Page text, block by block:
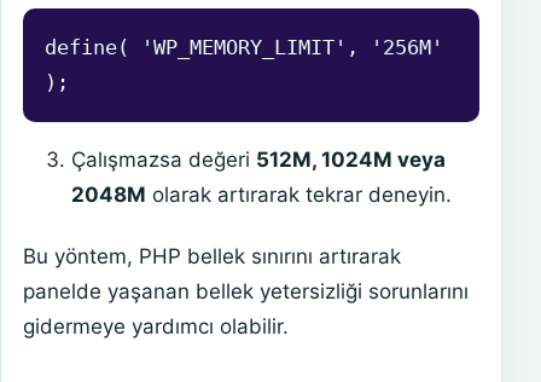
define( 'WP_MEMORY_LIMIT', '256M'
);
Çalışmazsa değeri 512M, 1024M veya
2048M olarak artırarak tekrar deneyin.
Bu yöntem, PHP bellek sınırını artırarak
panelde yaşanan bellek yetersizliği sorunlarını
gidermeye yardımcı olabilir.